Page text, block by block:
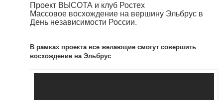
Проект ВЫСОТА и клуб Ростех
Массовое восхождение на вершину Эльбрус в
День независимости России.
В рамках проекта все желающие смогут совершить
восхождение на Эльбрус